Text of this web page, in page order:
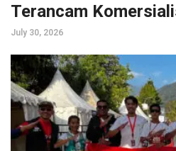
Terancam
July 30, 2026